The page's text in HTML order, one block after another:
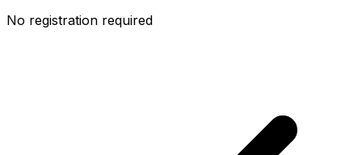
No registration required